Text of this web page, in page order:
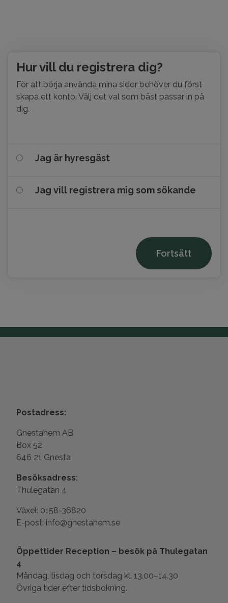
Hur vill du registrera dig?
För att börja använda mina sidor behöver du först
skapa ett konto. Välj det val som bäst passar in på
dig.
Jag är hyresgäst
Jag vill registrera mig som sökande
Fortsätt
Postadress:
Gnestahem AB
Box 52
646 21 Gnesta
Besöksadress:
Thulegatan 4
Växel: 0158-36820
E-post: info@gnestahem.se
Öppettider Reception – besök på Thulegatan
4
Måndag, tisdag och torsdag kl. 13.00–14.30
Övriga tider efter tidsbokning.